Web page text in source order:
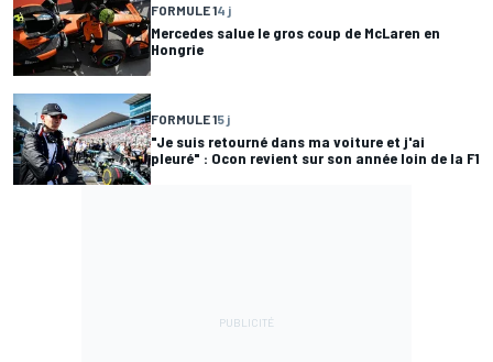
FORMULE 14 j
Mercedes salue le gros coup de McLaren en
Hongrie
FORMULE 15 j
"Je suis retourné dans ma voiture et j'ai
pleuré" : Ocon revient sur son année loin de la F1